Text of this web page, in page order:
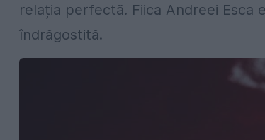
relația perfectă. Fiica Andreei Esca
îndrăgostită.